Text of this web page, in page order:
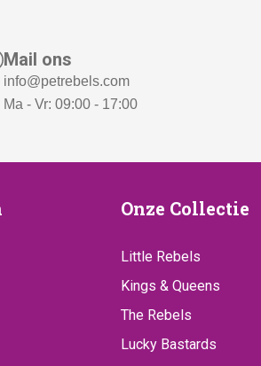
Mail ons
info@petrebels.com
Ma - Vr: 09:00 - 17:00
Onze
Collectie
Onze Collectie
Little Rebels
Kings & Queens
The Rebels
Lucky Bastards